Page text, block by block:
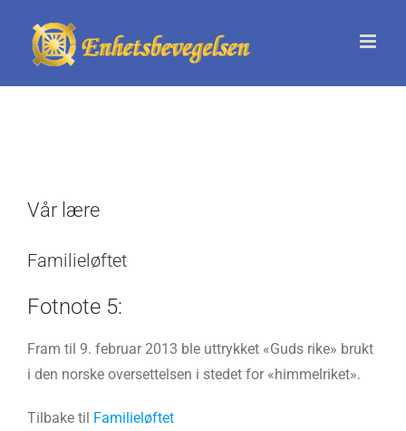
content
Vår lære
Familieløftet
Fotnote 5:
Fram til 9. februar 2013 ble uttrykket «Guds rike» brukt
i den norske oversettelsen i stedet for «himmelriket».
Tilbake til Familieløftet